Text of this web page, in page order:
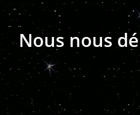
Nous nous